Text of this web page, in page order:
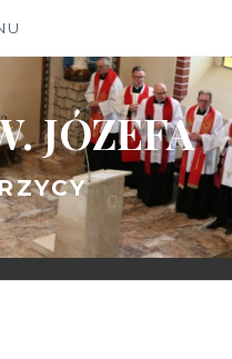
JÓZEFA